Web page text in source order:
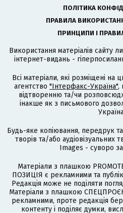
ПОЛІТИКА
ПРАВИЛА
ПРИНЦИПИ І
Використання матеріалів сайту
інтернет-видань -
Всі матеріали, які розміщені на
агентство "Інтерфакс-Україна",
відтворенню та/чи
інакше як з письмового
Будь-яке копіювання, передрук
творів та/або аудіовізуальних
Images - суворо
Матеріали з плашкою
ПОЗИЦІЯ є рекламними та
Редакція може не поділяти
Матеріали з плашкою
рекламними, проте редакція
контенту і поділяє думки,